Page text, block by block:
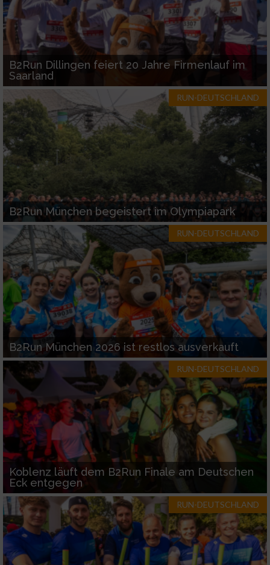
B2Run Dillingen feiert 20 Jahre Firmenlauf im
Saarland
RUN-DEUTSCHLAND
B2Run München begeistert im Olympiapark
RUN-DEUTSCHLAND
B2Run München 2026 ist restlos ausverkauft
RUN-DEUTSCHLAND
Koblenz läuft dem B2Run Finale am Deutschen
Eck entgegen
RUN-DEUTSCHLAND